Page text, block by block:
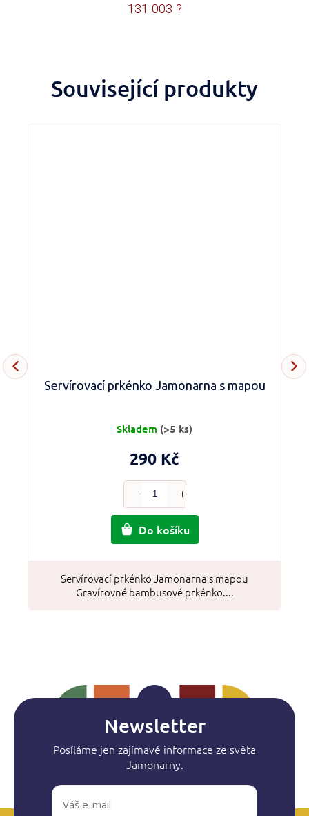
Související produkty
Servírovací prkénko Jamonarna s mapou
290 Kč
Do košíku
Servírovací prkénko Jamonarna s mapou
Gravírovné bambusové prkénko....
Skladem (>5 ks)
131 003 ?
Newsletter
Posíláme jen zajímavé informace ze světa
Jamonarny.